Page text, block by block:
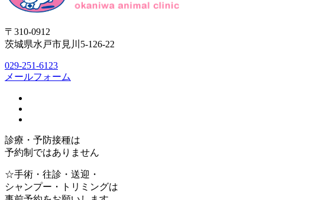
〒310-0912
茨城県水戸市見川5-126-22
029-251-6123
メールフォーム
診療・予防接種は
予約制ではありません
☆手術・往診・送迎・
シャンプー・トリミングは